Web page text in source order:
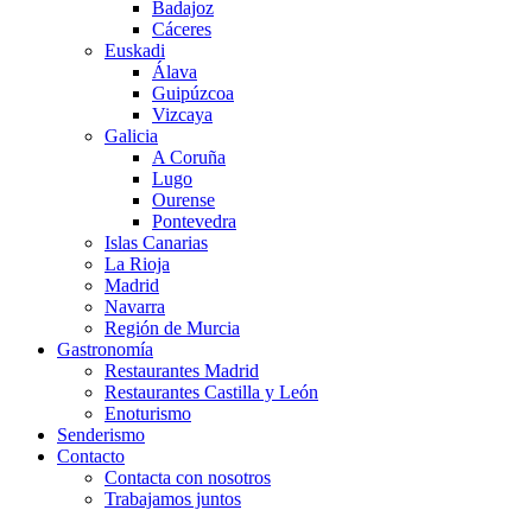
Badajoz
Cáceres
Euskadi
Álava
Guipúzcoa
Vizcaya
Galicia
A Coruña
Lugo
Ourense
Pontevedra
Islas Canarias
La Rioja
Madrid
Navarra
Región de Murcia
Gastronomía
Restaurantes Madrid
Restaurantes Castilla y León
Enoturismo
Senderismo
Contacto
Contacta con nosotros
Trabajamos juntos